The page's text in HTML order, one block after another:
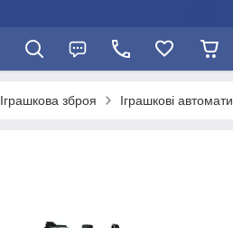
Іграшкова зброя Іграшкові автомати